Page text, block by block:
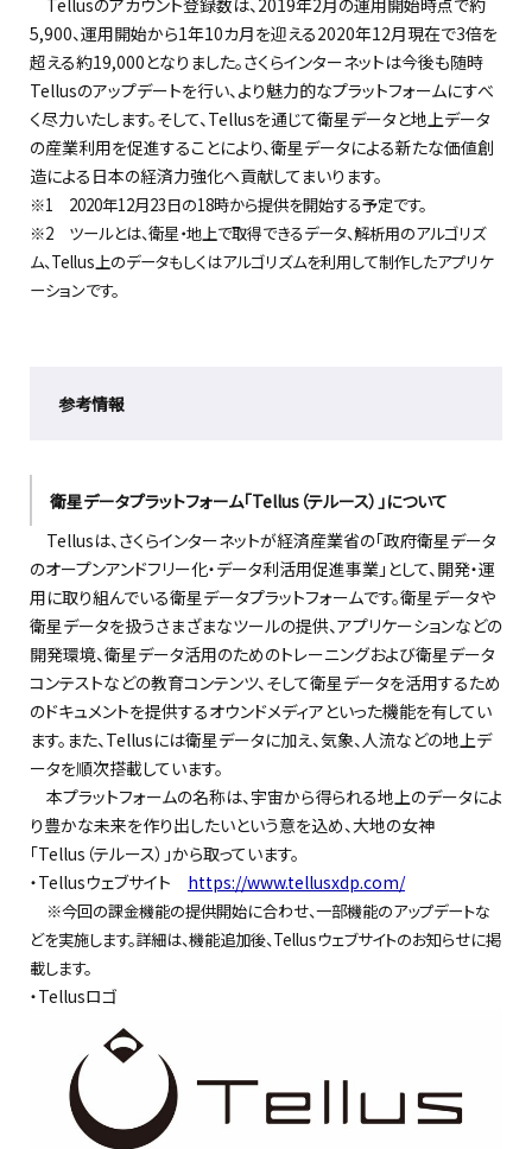
Tellusのアカウント登録数は、2019年2月の運用開始時点で約
5,900、運用開始から1年10カ月を迎える2020年12月現在で3倍を
超える約19,000となりました。さくらインターネットは今後も随時
Tellusのアップデートを行い、より魅力的なプラットフォームにすべ
く尽力いたします。そして、Tellusを通じて衛星データと地上データ
の産業利用を促進することにより、衛星データによる新たな価値創
造による日本の経済力強化へ貢献してまいります。
※1 2020年12月23日の18時から提供を開始する予定です。
※2 ツールとは、衛星・地上で取得できるデータ、解析用のアルゴリズ
ム、Tellus上のデータもしくはアルゴリズムを利用して制作したアプリケ
ーションです。
参考情報
衛星データプラットフォーム「Tellus（テルース）」について
Tellusは、さくらインターネットが経済産業省の「政府衛星データ
のオープンアンドフリー化・データ利活用促進事業」として、開発・運
用に取り組んでいる衛星データプラットフォームです。衛星データや
衛星データを扱うさまざまなツールの提供、アプリケーションなどの
開発環境、衛星データ活用のためのトレーニングおよび衛星データ
コンテストなどの教育コンテンツ、そして衛星データを活用するため
のドキュメントを提供するオウンドメディアといった機能を有してい
ます。また、Tellusには衛星データに加え、気象、人流などの地上デ
ータを順次搭載しています。
本プラットフォームの名称は、宇宙から得られる地上のデータによ
り豊かな未来を作り出したいという意を込め、大地の女神
「Tellus（テルース）」から取っています。
・Tellusウェブサイト https://www.tellusxdp.com/
※今回の課金機能の提供開始に合わせ、一部機能のアップデートな
どを実施します。詳細は、機能追加後、Tellusウェブサイトのお知らせに掲
載します。
・Tellusロゴ